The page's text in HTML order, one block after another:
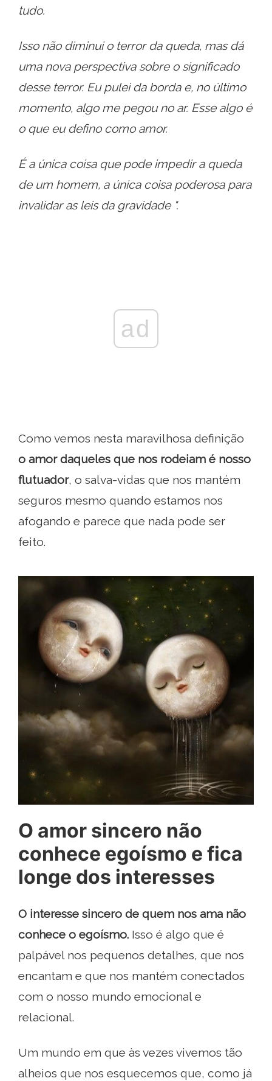
tudo.
Isso não diminui o terror da queda, mas dá
uma nova perspectiva sobre o significado
desse terror. Eu pulei da borda e, no último
momento, algo me pegou no ar. Esse algo é
o que eu defino como amor.
É a única coisa que pode impedir a queda
de um homem, a única coisa poderosa para
invalidar as leis da gravidade ".
ad
Como vemos nesta maravilhosa definição
o amor daqueles que nos rodeiam é nosso
flutuador, o salva-vidas que nos mantém
seguros mesmo quando estamos nos
afogando e parece que nada pode ser
feito.
O amor sincero não
conhece egoísmo e fica
longe dos interesses
O interesse sincero de quem nos ama não
conhece o egoísmo. Isso é algo que é
palpável nos pequenos detalhes, que nos
encantam e que nos mantém conectados
com o nosso mundo emocional e
relacional.
Um mundo em que às vezes vivemos tão
alheios que nos esquecemos que, como já